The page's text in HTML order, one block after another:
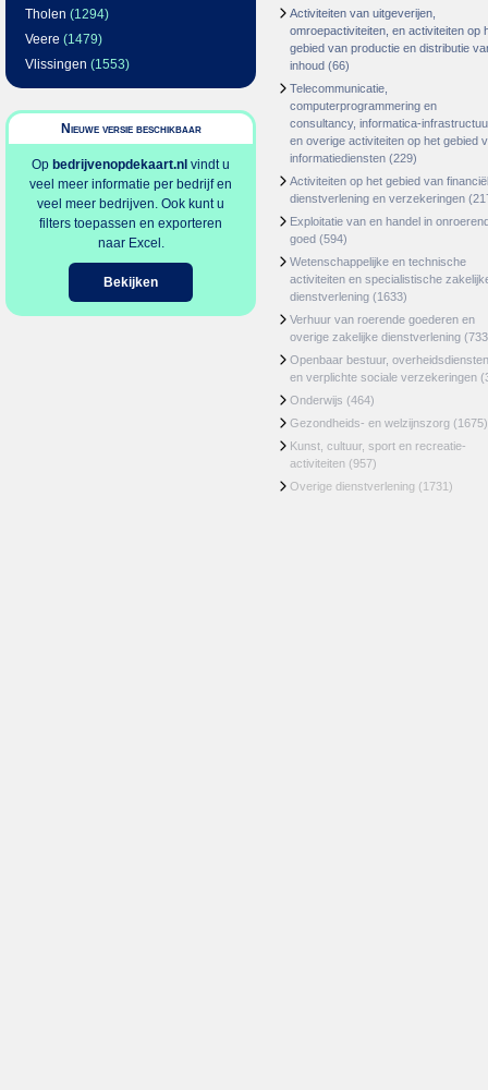
Tholen (1294)
Veere (1479)
Vlissingen (1553)
Nieuwe versie beschikbaar
Op bedrijvenopdekaart.nl vindt u
veel meer informatie per bedrijf en
veel meer bedrijven. Ook kunt u
filters toepassen en exporteren
naar Excel.
Bekijken
Activiteiten van uitgeverijen,
omroepactiviteiten, en activiteiten op
gebied van productie en distributie
inhoud (66)
Telecommunicatie,
computerprogrammering en
consultancy, informatica-
en overige activiteiten op het gebied
informatiediensten (229)
Activiteiten op het gebied van
dienstverlening en verzekeringen
Exploitatie van en handel in
goed (594)
Wetenschappelijke en technische
activiteiten en specialistische
dienstverlening (1633)
Verhuur van roerende goederen en
overige zakelijke dienstverlening
Openbaar bestuur, overheidsdiensten
en verplichte sociale verzekeringen
Onderwijs (464)
Gezondheids- en welzijnszorg (1675)
Kunst, cultuur, sport en recreatie-
activiteiten (957)
Overige dienstverlening (1731)